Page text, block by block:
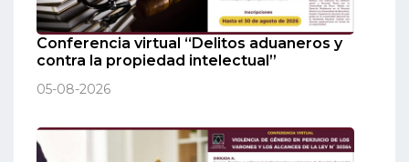
Conferencia virtual “Delitos aduaneros y
contra la propiedad intelectual”
05-08-2026